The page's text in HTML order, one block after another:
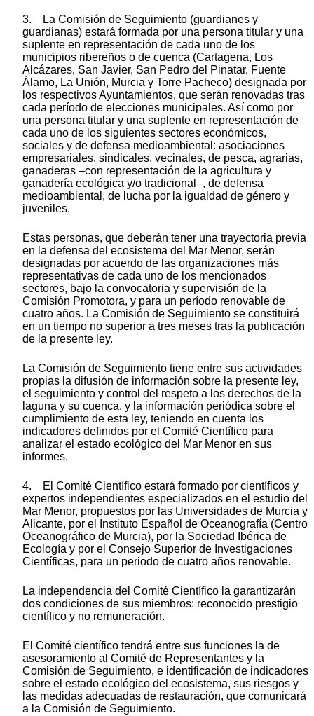
3. La Comisión de Seguimiento (guardianes y
guardianas) estará formada por una persona titular y una
suplente en representación de cada uno de los
municipios ribereños o de cuenca (Cartagena, Los
Alcázares, San Javier, San Pedro del Pinatar, Fuente
Álamo, La Unión, Murcia y Torre Pacheco) designada por
los respectivos Ayuntamientos, que serán renovadas tras
cada período de elecciones municipales. Así como por
una persona titular y una suplente en representación de
cada uno de los siguientes sectores económicos,
sociales y de defensa medioambiental: asociaciones
empresariales, sindicales, vecinales, de pesca, agrarias,
ganaderas –con representación de la agricultura y
ganadería ecológica y/o tradicional–, de defensa
medioambiental, de lucha por la igualdad de género y
juveniles.
Estas personas, que deberán tener una trayectoria previa
en la defensa del ecosistema del Mar Menor, serán
designadas por acuerdo de las organizaciones más
representativas de cada uno de los mencionados
sectores, bajo la convocatoria y supervisión de la
Comisión Promotora, y para un período renovable de
cuatro años. La Comisión de Seguimiento se constituirá
en un tiempo no superior a tres meses tras la publicación
de la presente ley.
La Comisión de Seguimiento tiene entre sus actividades
propias la difusión de información sobre la presente ley,
el seguimiento y control del respeto a los derechos de la
laguna y su cuenca, y la información periódica sobre el
cumplimiento de esta ley, teniendo en cuenta los
indicadores definidos por el Comité Científico para
analizar el estado ecológico del Mar Menor en sus
informes.
4. El Comité Científico estará formado por científicos y
expertos independientes especializados en el estudio del
Mar Menor, propuestos por las Universidades de Murcia y
Alicante, por el Instituto Español de Oceanografía (Centro
Oceanográfico de Murcia), por la Sociedad Ibérica de
Ecología y por el Consejo Superior de Investigaciones
Científicas, para un periodo de cuatro años renovable.
La independencia del Comité Científico la garantizarán
dos condiciones de sus miembros: reconocido prestigio
científico y no remuneración.
El Comité científico tendrá entre sus funciones la de
asesoramiento al Comité de Representantes y la
Comisión de Seguimiento, e identificación de indicadores
sobre el estado ecológico del ecosistema, sus riesgos y
las medidas adecuadas de restauración, que comunicará
a la Comisión de Seguimiento.